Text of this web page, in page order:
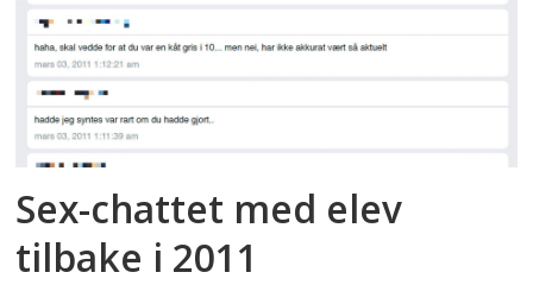
Sex-chattet med elev
tilbake i 2011